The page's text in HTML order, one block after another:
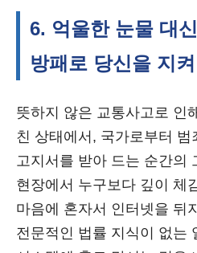
6. 억울한 눈물 대
방패로 당신을 지
뜻하지 않은 교통사고로 인
친 상태에서, 국가로부터
고지서를 받아 드는 순간의
현장에서 누구보다 깊이 체
마음에 혼자서 인터넷을 뒤
전문적인 법률 지식이 없는